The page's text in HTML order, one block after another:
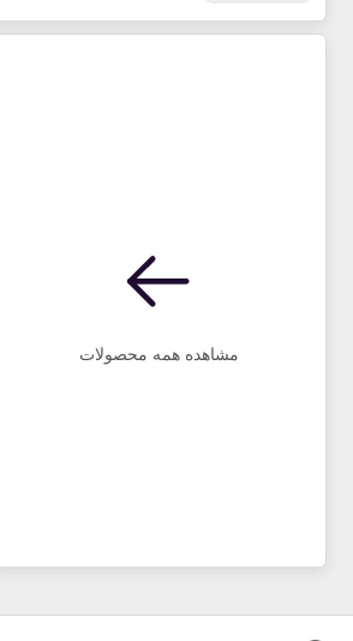
مشاهده همه محصولات